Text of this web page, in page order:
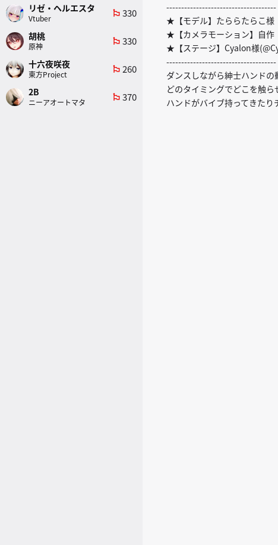
-------------------------------------
★【モデル】たららたらこ様
★【カメラモーション】自作
★【ステージ】Cyalon様
-------------------------------------
ダンスしながら紳士ハンド
どのタイミングでどこを触
ハンドがバイブ持ってきた
リゼ・ヘルエスタ
Vtuber
emoji_flags 330
胡桃
原神
emoji_flags 330
十六夜咲夜
東方Project
emoji_flags 260
2B
ニーアオートマタ
emoji_flags 370